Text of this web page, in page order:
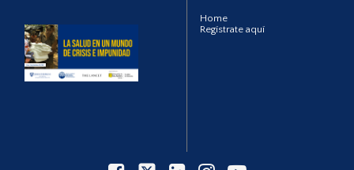
Home
Regístrate aquí